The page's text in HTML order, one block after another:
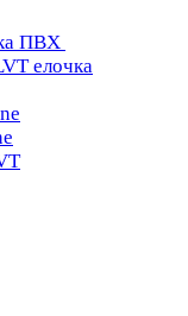
ПВХ
елочка